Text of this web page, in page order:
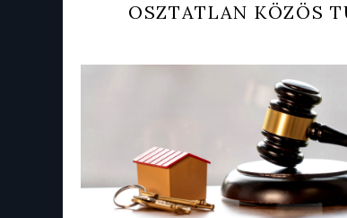
OSZTATLAN KÖZÖS